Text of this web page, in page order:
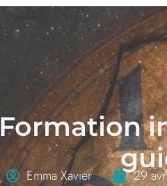
Formation
Emma Xavier 29